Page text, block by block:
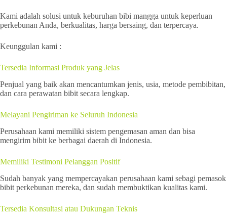
Kami adalah solusi untuk keburuhan bibi mangga untuk keperluan
perkebunan Anda, berkualitas, harga bersaing, dan terpercaya.
Keunggulan kami :
Tersedia Informasi Produk yang Jelas
Penjual yang baik akan mencantumkan jenis, usia, metode pembibitan,
dan cara perawatan bibit secara lengkap.
Melayani Pengiriman ke Seluruh Indonesia
Perusahaan kami memiliki sistem pengemasan aman dan bisa
mengirim bibit ke berbagai daerah di Indonesia.
Memiliki Testimoni Pelanggan Positif
Sudah banyak yang mempercayakan perusahaan kami sebagi pemasok
bibit perkebunan mereka, dan sudah membuktikan kualitas kami.
Tersedia Konsultasi atau Dukungan Teknis